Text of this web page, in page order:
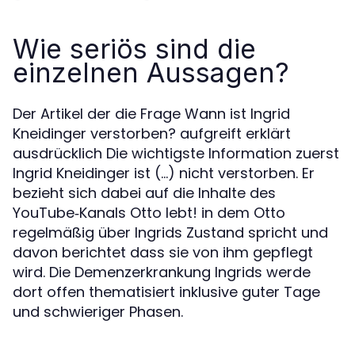
Wie seriös sind die
einzelnen Aussagen?
Der Artikel der die Frage Wann ist Ingrid
Kneidinger verstorben? aufgreift erklärt
ausdrücklich Die wichtigste Information zuerst
Ingrid Kneidinger ist (…) nicht verstorben. Er
bezieht sich dabei auf die Inhalte des
YouTube‑Kanals Otto lebt! in dem Otto
regelmäßig über Ingrids Zustand spricht und
davon berichtet dass sie von ihm gepflegt
wird. Die Demenzerkrankung Ingrids werde
dort offen thematisiert inklusive guter Tage
und schwieriger Phasen.